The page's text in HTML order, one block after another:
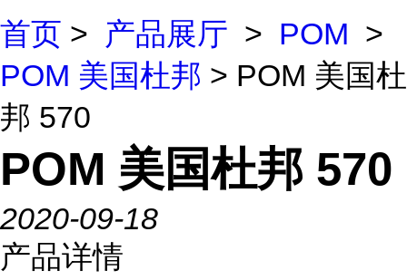
首页 > 产品展厅 > POM >
POM 美国杜邦 > POM 美国杜
邦 570
POM 美国杜邦 570
2020-09-18
产品详情